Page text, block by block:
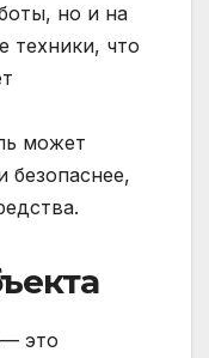
но и на
техники, что
может
безопаснее,
это